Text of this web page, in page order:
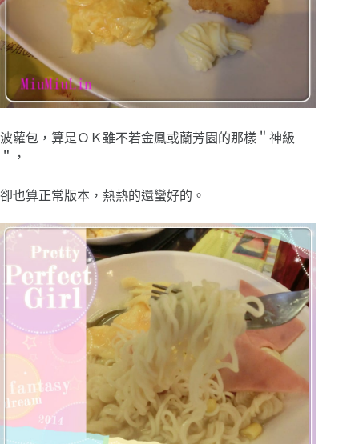
波蘿包，算是ＯＫ雖不若金鳯或蘭芳園的那樣＂神級
＂，
卻也算正常版本，熱熱的還蠻好的。